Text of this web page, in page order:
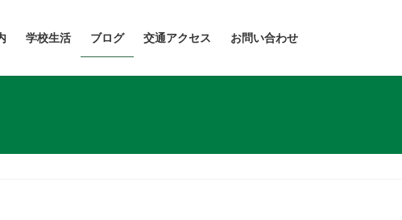
学校生活 ブログ 交通アクセス お問い合わせ